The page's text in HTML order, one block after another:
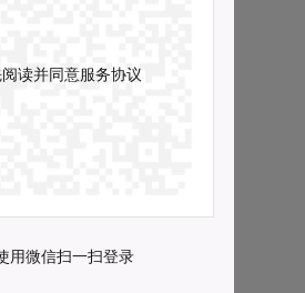
读并同意服务协议
用微信扫一扫登录